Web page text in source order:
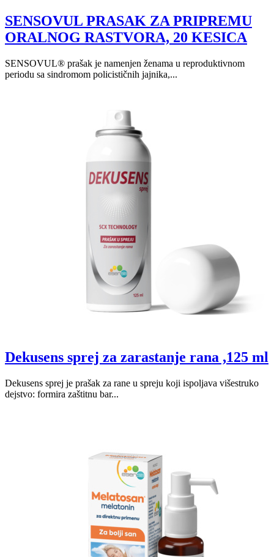
SENSOVUL PRASAK ZA PRIPREMU
ORALNOG RASTVORA, 20 KESICA
SENSOVUL® prašak je namenjen ženama u reproduktivnom
periodu sa sindromom policističnih jajnika,...
Dekusens sprej za zarastanje rana ,125 ml
Dekusens sprej je prašak za rane u spreju koji ispoljava višestruko
dejstvo: formira zaštitnu bar...